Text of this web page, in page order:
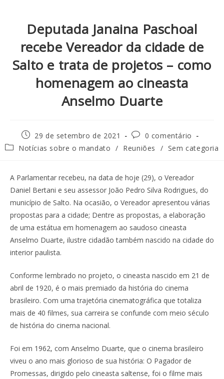
Deputada Janaina Paschoal
recebe Vereador da cidade de
Salto e trata de projetos – como
homenagem ao cineasta
Anselmo Duarte
29 de setembro de 2021
0 comentário
Notícias sobre o mandato / Reuniões / Sem categoria
A Parlamentar recebeu, na data de hoje (29), o Vereador
Daniel Bertani e seu assessor João Pedro Silva Rodrigues, do
município de Salto. Na ocasião, o Vereador apresentou várias
propostas para a cidade; Dentre as propostas, a elaboração
de uma estátua em homenagem ao saudoso cineasta
Anselmo Duarte, ilustre cidadão também nascido na cidade do
interior paulista.
Conforme lembrado no projeto, o cineasta nascido em 21 de
abril de 1920, é o mais premiado da história do cinema
brasileiro. Com uma trajetória cinematográfica que totaliza
mais de 40 filmes, sua carreira se confunde com meio século
de história do cinema nacional.
Foi em 1962, com Anselmo Duarte, que o cinema brasileiro
viveu o ano mais glorioso de sua história: O Pagador de
Promessas, dirigido pelo cineasta saltense, foi o filme mais